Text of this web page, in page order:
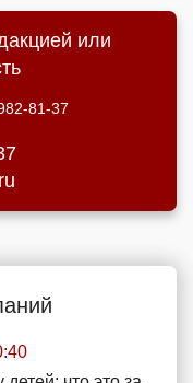
или
81-37